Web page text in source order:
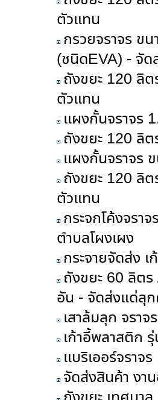
ตัวแทน
กรวยจราจร ข
(ชนิดEVA) - จั
ถังขยะ 120 ลิ
ตัวแทน
แผงกั้นจราจร
ถังขยะ 120 ลิ
แผงกั้นจราจร
ถังขยะ 120 ลิ
ตัวแทน
กระจกโค้งจรา
ตำบลโผงเผง
กระจายจัดส่ง
ถังขยะ 60 ลิตร
อัน - จัดส่งแด่ลุ
เสาล้มลุก จรา
เก้าอี้พลาสติก
แบริเออร์จราจ
จัดส่งสินค้า งา